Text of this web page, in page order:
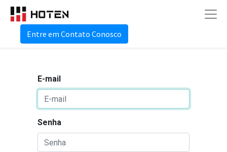
Entre em Contato Conosco
E-mail
Senha